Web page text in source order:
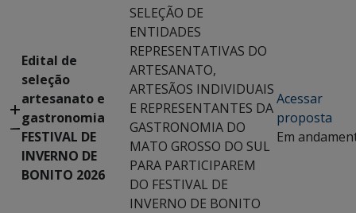
Edital de
seleção
artesanato e
gastronomia
FESTIVAL DE
INVERNO DE
BONITO 2026
SELEÇÃO DE
ENTIDADES
REPRESENTATIVAS DO
ARTESANATO,
ARTESÃOS INDIVIDUAIS
E REPRESENTANTES DA
GASTRONOMIA DO
MATO GROSSO DO SUL
PARA PARTICIPAREM
DO FESTIVAL DE
INVERNO DE BONITO
Acessar
proposta
Em